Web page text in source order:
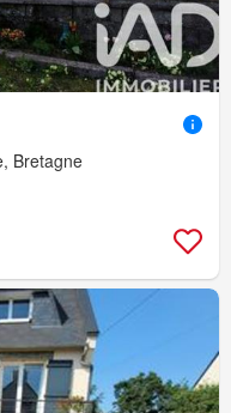
Bretagne